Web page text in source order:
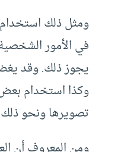
ومثل ذلك
في الأمور
يجوز ذلك. وقد
وكذا استخدام
تصويرها ونحو